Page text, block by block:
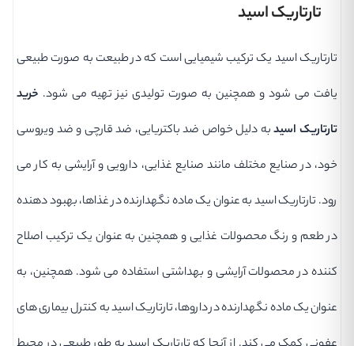
تارتاریک اسید
تارتاریک اسید یک ترکیب شیمیایی است که در طبیعت به صورت طبیعی
یافت می شود و همچنین به صورت تولیدی نیز تهیه می شود. خرید
تارتاریک اسیدبه دلیل خواص ضد باکتریایی، ضد قارچی و ضد ویروسی
خود، در صنایع مختلف مانند صنایع غذایی، دارویی و آرایشی به کار می
رود. تارتاریک اسید به عنوان یک ماده نگهدارنده در غذاها، بهبود دهنده
در طعم و رنگ محصولات غذایی و همچنین به عنوان یک ترکیب اصلاح
کننده در محصولات آرایشی و بهداشتی استفاده می شود. همچنین، به
عنوان یک ماده نگهدارنده در داروها، تارتاریک اسید به کنترل بیماری های